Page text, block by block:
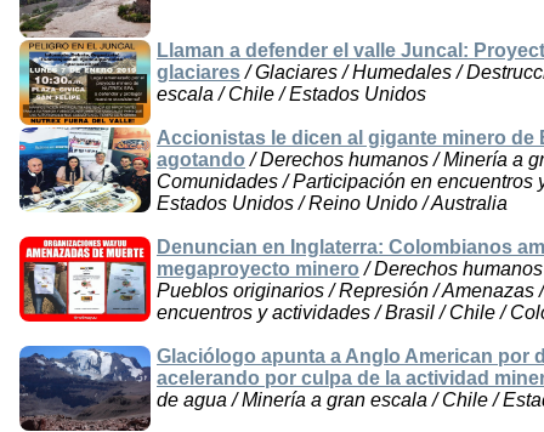
Llaman a defender el valle Juncal:
glaciares/ Glaciares / Humedales /
escala / Chile / Estados Unidos
Accionistas le dicen al gigante minero de
agotando / Derechos humanos / Minería a
Comunidades / Participación en
Estados Unidos / Reino Unido / Australia
Denuncian en Inglaterra: Colombianos
megaproyecto minero / Derechos
Pueblos originarios / Represión /
encuentros y actividades / Brasil / Chile /
Glaciólogo apunta a Anglo American por
acelerando por culpa de la actividad
de agua / Minería a gran escala / Chile /